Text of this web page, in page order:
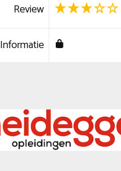
Review
Informatie